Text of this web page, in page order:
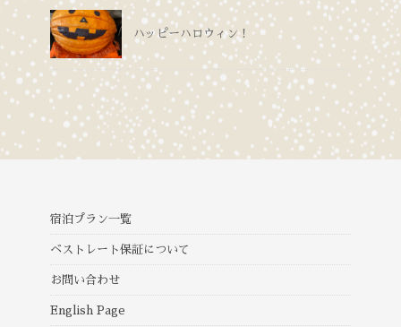
ハッピーハロウィン！
宿泊プラン一覧
ベストレート保証について
お問い合わせ
English Page